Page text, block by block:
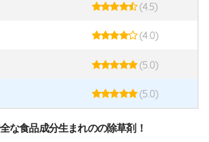
(4.5)
(4.0)
(5.0)
(5.0)
な食品成分生まれのの除草剤！